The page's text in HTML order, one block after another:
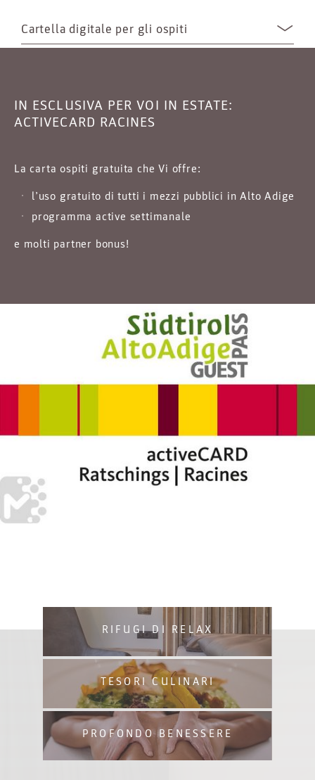
Cartella digitale per gli ospiti
IN ESCLUSIVA PER VOI IN ESTATE:
ACTIVECARD RACINES
La carta ospiti gratuita che Vi offre:
l’uso gratuito di tutti i mezzi pubblici in Alto Adige
programma active settimanale
e molti partner bonus!
RIFUGI DI RELAX
TESORI CULINARI
PROFONDO BENESSERE